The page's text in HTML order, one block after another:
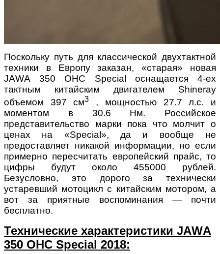
Поскольку путь для классической двухтактной
техники в Европу заказан, «старая» новая
JАWА 350 OHC Special оснащается 4-ех
тактным китайским двигателем Shineray
объемом 397 см3
, мощностью 27.7 л.с. и
моментом в 30.6 Нм. Российское
представительство марки пока что молчит о
ценах на «Special», да и вообще не
предоставляет никакой информации, но если
примерно пересчитать европейский прайс, то
цифры будут около 455000 рублей.
Безусловно, это дорого за технически
устаревший мотоцикл с китайским мотором, а
вот за приятные воспоминания — почти
бесплатно.
Технические характеристики JАWА
350 OHC Special 2018: